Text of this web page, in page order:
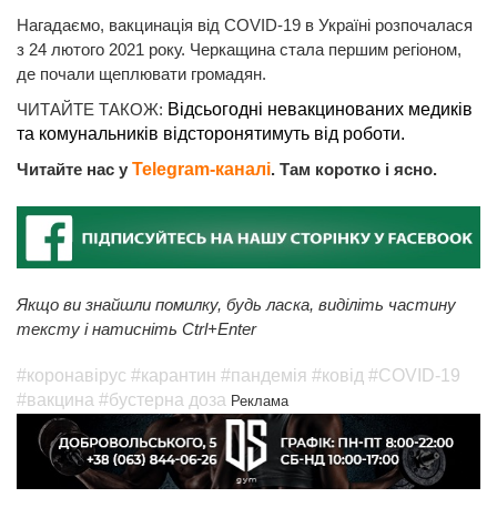
Нагадаємо, вакцинація від COVID-19 в Україні розпочалася
з 24 лютого 2021 року. Черкащина стала першим регіоном,
де почали щеплювати громадян.
ЧИТАЙТЕ ТАКОЖ: Відсьогодні невакцинованих медиків
та комунальників відсторонятимуть від роботи.
Читайте нас у Telegram-каналі. Там коротко і ясно.
Якщо ви знайшли помилку, будь ласка, виділіть частину
тексту і натисніть Ctrl+Enter
#коронавірус #карантин #пандемія #ковід #COVID-19
#вакцина #бустерна доза Реклама